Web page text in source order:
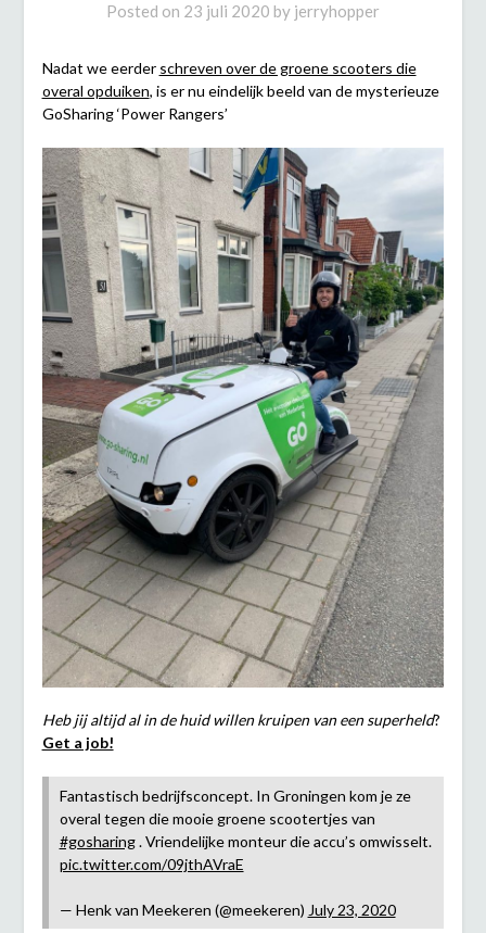
Posted on 23 juli 2020 by jerryhopper
Nadat we eerder schreven over de groene scooters die
overal opduiken, is er nu eindelijk beeld van de mysterieuze
GoSharing ‘Power Rangers’
Heb jij altijd al in de huid willen kruipen van een superheld?
Get a job!
Fantastisch bedrijfsconcept. In Groningen kom je ze
overal tegen die mooie groene scootertjes van
#gosharing. Vriendelijke monteur die accu’s omwisselt.
pic.twitter.com/09jthAVraE
— Henk van Meekeren (@meekeren) July 23, 2020